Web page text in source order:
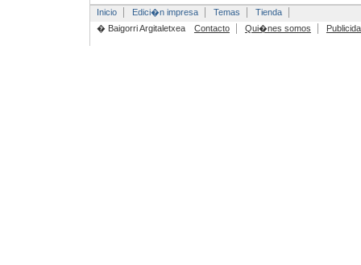
Inicio Edici�n impresa Temas
Tienda
� Baigorri Argitaletxea
Contacto Qui�nes somos